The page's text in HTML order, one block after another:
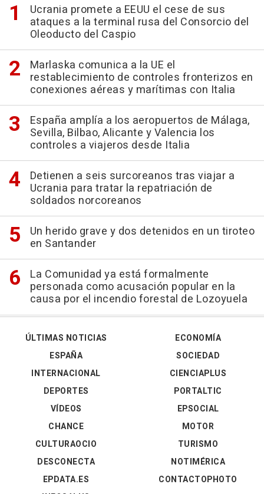
Ucrania promete a EEUU el cese de sus
ataques a la terminal rusa del Consorcio del
Oleoducto del Caspio
Marlaska comunica a la UE el
restablecimiento de controles fronterizos en
conexiones aéreas y marítimas con Italia
España amplía a los aeropuertos de Málaga,
Sevilla, Bilbao, Alicante y Valencia los
controles a viajeros desde Italia
Detienen a seis surcoreanos tras viajar a
Ucrania para tratar la repatriación de
soldados norcoreanos
Un herido grave y dos detenidos en un tiroteo
en Santander
La Comunidad ya está formalmente
personada como acusación popular en la
causa por el incendio forestal de Lozoyuela
ÚLTIMAS NOTICIAS
ESPAÑA
INTERNACIONAL
DEPORTES
VÍDEOS
ECONOMÍA
SOCIEDAD
CIENCIAPLUS
PORTALTIC
EPSOCIAL
CHANCE
CULTURAOCIO
DESCONECTA
EPDATA.ES
MOTOR
TURISMO
NOTIMÉRICA
CONTACTOPHOTO